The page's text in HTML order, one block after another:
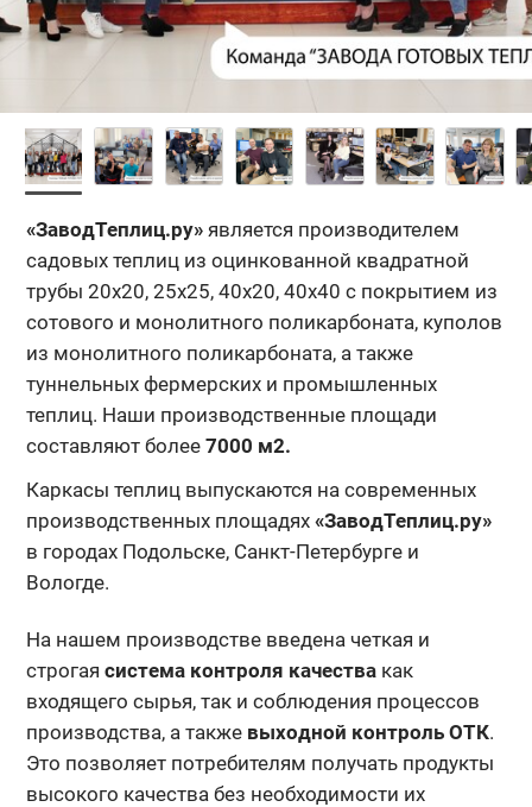
«ЗаводТеплиц.ру»является производителем
садовых теплиц из оцинкованной квадратной
трубы 20x20, 25x25, 40x20, 40х40 с покрытием из
сотового и монолитного поликарбоната, куполов
из монолитного поликарбоната, а также
туннельных фермерских и промышленных
теплиц. Наши производственные площади
составляют более 7000 м2.
Каркасы теплиц выпускаются на современных
производственных площадях «ЗаводТеплиц.ру»
в городах Подольске, Санкт-Петербурге и
Вологде.
На нашем производстве введена четкая и
строгая система контроля качествакак
входящего сырья, так и соблюдения процессов
производства, а также выходной контроль ОТК.
Это позволяет потребителям получать продукты
высокого качества без необходимости их